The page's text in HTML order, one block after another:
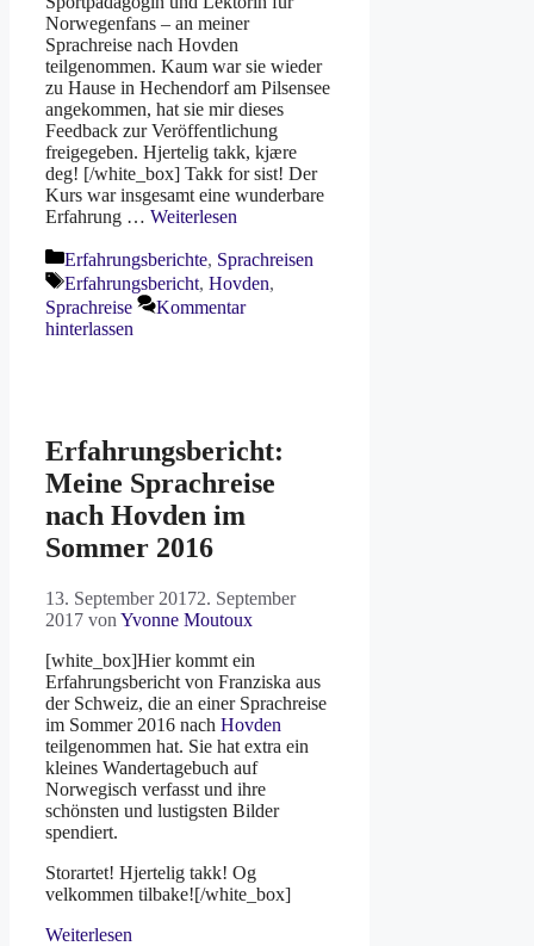
Norwegenfans – an meiner
Sprachreise nach Hovden
teilgenommen. Kaum war sie wieder
zu Hause in Hechendorf am Pilsensee
angekommen, hat sie mir dieses
Feedback zur Veröffentlichung
freigegeben. Hjertelig takk, kjære
deg! [/white_box] Takk for sist! Der
Kurs war insgesamt eine wunderbare
Erfahrung … Weiterlesen
Kategorien
Erfahrungsberichte, Sprachreisen
Schlagwörter
Erfahrungsbericht, Hovden,
Sprachreise
Kommentar
hinterlassen
Erfahrungsbericht:
Meine Sprachreise
nach Hovden im
Sommer 2016
13. September 20172. September
2017 von Yvonne Moutoux
[white_box]Hier kommt ein
Erfahrungsbericht von Franziska aus
der Schweiz, die an einer Sprachreise
im Sommer 2016 nach Hovden
teilgenommen hat. Sie hat extra ein
kleines Wandertagebuch auf
Norwegisch verfasst und ihre
schönsten und lustigsten Bilder
spendiert.
Storartet! Hjertelig takk! Og
velkommen tilbake![/white_box]
Weiterlesen